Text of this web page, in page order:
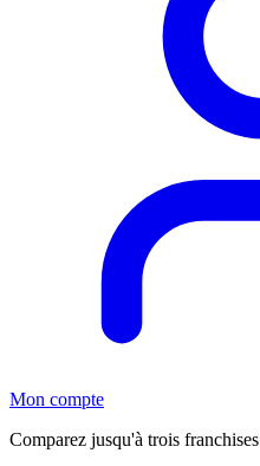
Mon compte
Comparez jusqu'à trois franchises